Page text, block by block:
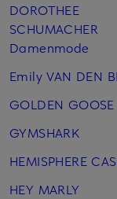
DOROTHEE
SCHUMACHER
Damenmode
Emily VAN DEN
GOLDEN GOOSE
GYMSHARK
HEMISPHERE
HEY MARLY